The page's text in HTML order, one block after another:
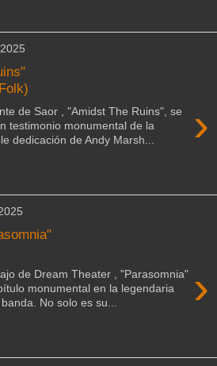
›
de Saor , "Amidst The Ruins", se
testimonio monumental de la
dedicación de Andy Marsh...
›
de Dream Theater , "Parasomnia"
monumental en la legendaria
No solo es su...